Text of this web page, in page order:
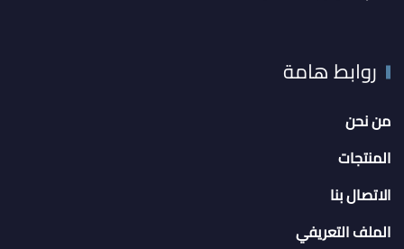
روابط هامة
من نحن
المنتجات
الاتصال بنا
الملف التعريفي